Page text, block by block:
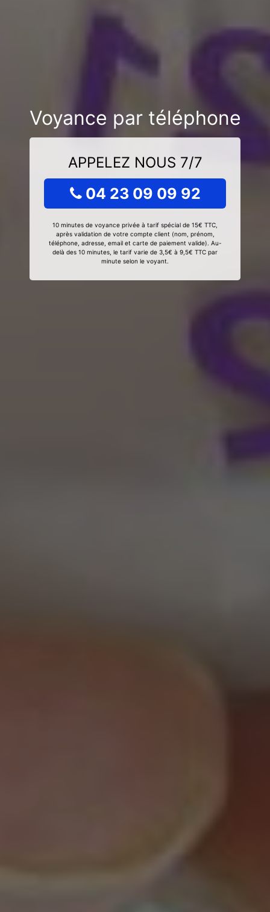
Voyance par téléphone
APPELEZ NOUS 7/7
04 23 09 09 92
10 minutes de voyance privée à tarif spécial de 15€ TTC,
après validation de votre compte client (nom, prénom,
téléphone, adresse, email et carte de paiement valide). Au-
delà des 10 minutes, le tarif varie de 3,5€ à 9,5€ TTC par
minute selon le voyant.